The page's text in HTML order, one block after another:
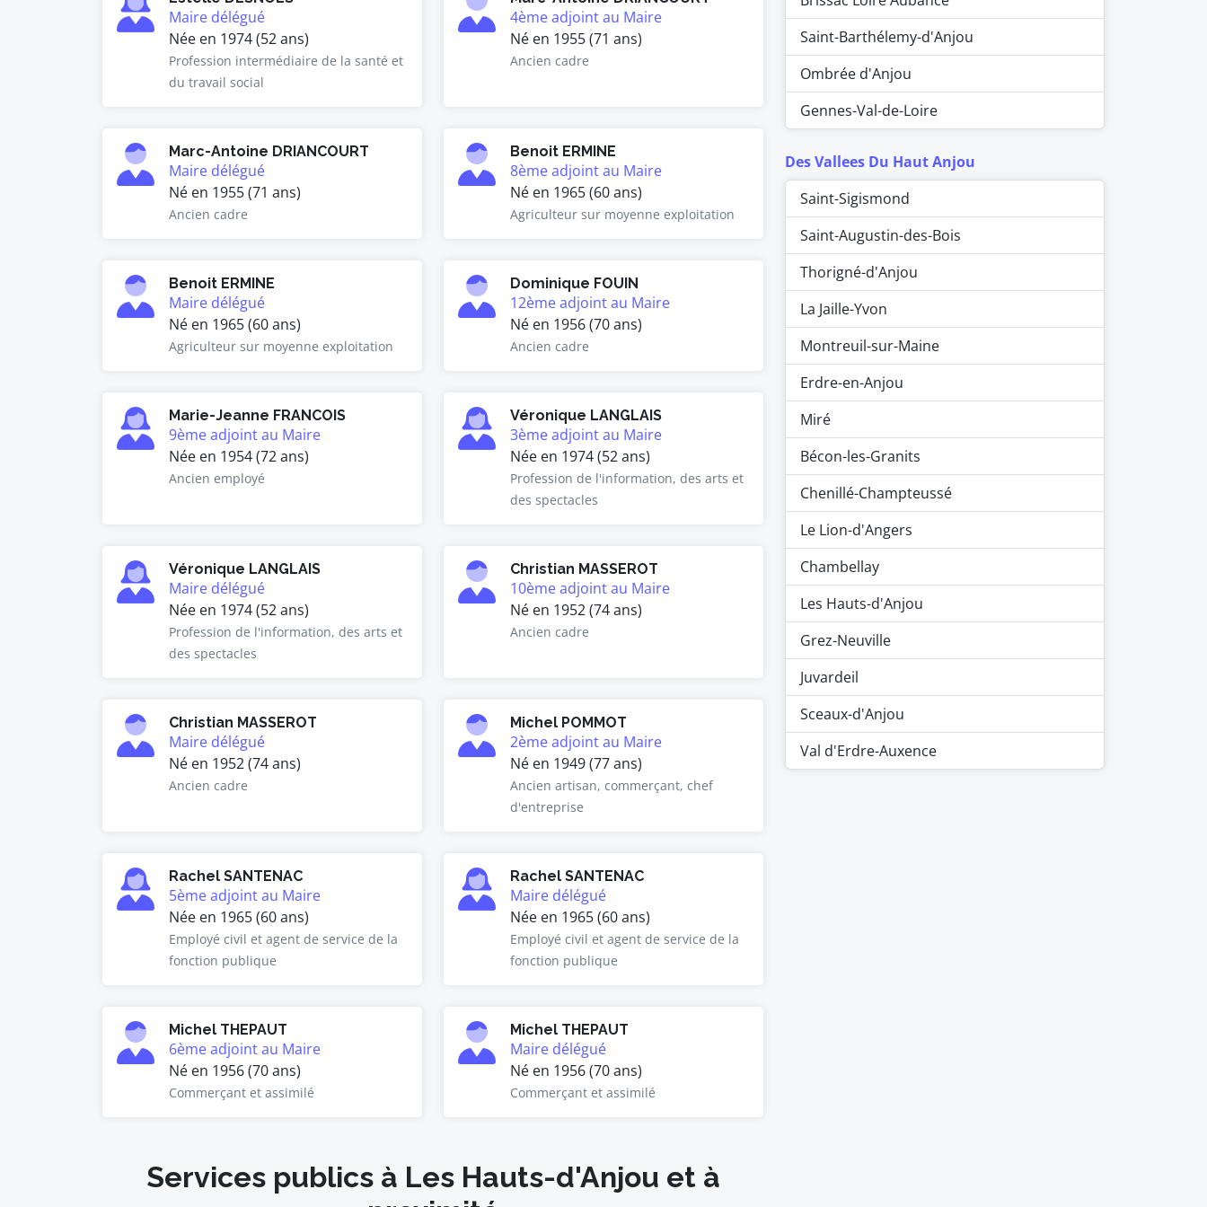
Maire délégué
Née en 1974 (52 ans)
Profession intermédiaire de la santé et
du travail social
4ème adjoint au Maire
Né en 1955 (71 ans)
Ancien cadre
Marc-Antoine DRIANCOURT
Maire délégué
Né en 1955 (71 ans)
Ancien cadre
Benoit ERMINE
8ème adjoint au Maire
Né en 1965 (60 ans)
Agriculteur sur moyenne exploitation
Benoit ERMINE
Maire délégué
Né en 1965 (60 ans)
Agriculteur sur moyenne exploitation
Dominique FOUIN
12ème adjoint au Maire
Né en 1956 (70 ans)
Ancien cadre
Marie-Jeanne FRANCOIS
9ème adjoint au Maire
Née en 1954 (72 ans)
Ancien employé
Véronique LANGLAIS
3ème adjoint au Maire
Née en 1974 (52 ans)
Profession de l'information, des arts et
des spectacles
Véronique LANGLAIS
Maire délégué
Née en 1974 (52 ans)
Profession de l'information, des arts et
des spectacles
Christian MASSEROT
10ème adjoint au Maire
Né en 1952 (74 ans)
Ancien cadre
Christian MASSEROT
Maire délégué
Né en 1952 (74 ans)
Ancien cadre
Michel POMMOT
2ème adjoint au Maire
Né en 1949 (77 ans)
Ancien artisan, commerçant, chef
d'entreprise
Rachel SANTENAC
5ème adjoint au Maire
Née en 1965 (60 ans)
Employé civil et agent de service de la
fonction publique
Rachel SANTENAC
Maire délégué
Née en 1965 (60 ans)
Employé civil et agent de service de la
fonction publique
Michel THEPAUT
6ème adjoint au Maire
Né en 1956 (70 ans)
Commerçant et assimilé
Michel THEPAUT
Maire délégué
Né en 1956 (70 ans)
Commerçant et assimilé
Services publics à Les Hauts-d'Anjou et à
Saint-Barthélemy-d'Anjou
Ombrée d'Anjou
Gennes-Val-de-Loire
Des Vallees Du Haut Anjou
Saint-Sigismond
Saint-Augustin-des-Bois
Thorigné-d'Anjou
La Jaille-Yvon
Montreuil-sur-Maine
Erdre-en-Anjou
Miré
Bécon-les-Granits
Chenillé-Champteussé
Le Lion-d'Angers
Chambellay
Les Hauts-d'Anjou
Grez-Neuville
Juvardeil
Sceaux-d'Anjou
Val d'Erdre-Auxence